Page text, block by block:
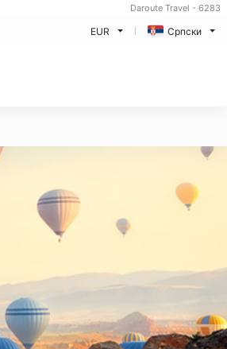
Daroute Travel - 6283
EUR Српски